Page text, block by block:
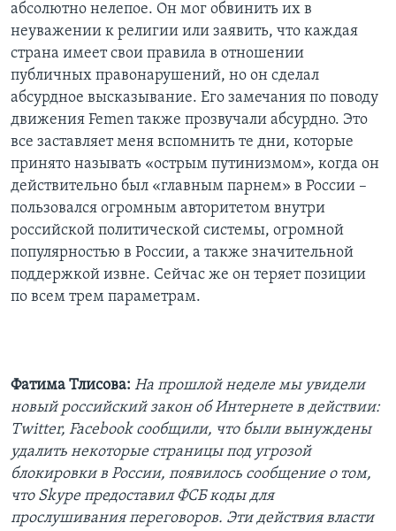
абсолютно нелепое. Он мог обвинить их в
неуважении к религии или заявить, что каждая
страна имеет свои правила в отношении
публичных правонарушений, но он сделал
абсурдное высказывание. Его замечания по поводу
движения Femen также прозвучали абсурдно. Это
все заставляет меня вспомнить те дни, которые
принято называть «острым путинизмом», когда он
действительно был «главным парнем» в России –
пользовался огромным авторитетом внутри
российской политической системы, огромной
популярностью в России, а также значительной
поддержкой извне. Сейчас же он теряет позиции
по всем трем параметрам.
Фатима Тлисова: На прошлой неделе мы увидели
новый российский закон об Интернете в действии:
Twitter, Facebook сообщили, что были вынуждены
удалить некоторые страницы под угрозой
блокировки в России, появилось сообщение о том,
что Skype предоставил ФСБ коды для
прослушивания переговоров. Эти действия власти